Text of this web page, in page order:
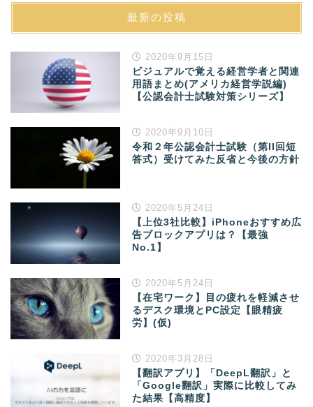
最新の投稿
2020年9月15日
ビジュアルで覚える経営学者と関連
用語まとめ(アメリカ経営学説編)
【公認会計士試験対策シリーズ】
2020年9月10日
令和２年公認会計士試験（第II回短
答式）受けてみた反省と今後の方針
2020年5月24日
【上位3社比較】iPhoneおすすめ広
告ブロックアプリは？【最強
No.1】
2020年5月24日
【在宅ワーク】目の疲れを軽減させ
るデスク環境とPC設定【眼精疲
労】(仮)
2020年3月28日
【翻訳アプリ】「DeepL翻訳」と
「Google翻訳」実際に比較してみ
た結果【高精度】